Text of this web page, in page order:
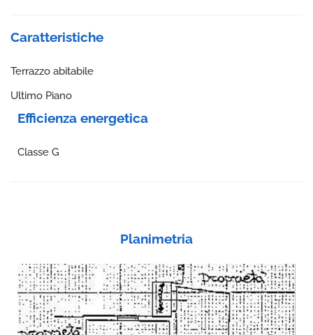
Caratteristiche
Terrazzo abitabile
Ultimo Piano
Efficienza energetica
Classe G
Planimetria